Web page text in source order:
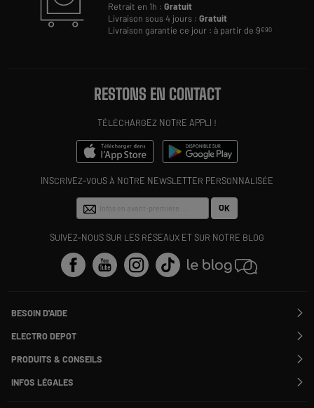
Retrait en 1h :Gratuit
Livraison sous 4 jours :Gratuit
Livraison garantie ce jour : à partir de 9€90
RESTONS EN CONTACT
TÉLÉCHARGEZ NOTRE APPLI !
INSCRIVEZ-VOUS À NOTRE NEWSLETTER PERSONNALISÉE
OK
SUIVEZ-NOUS SUR LES RÉSEAUX ET SUR NOTRE BLOG
BESOIN D'AIDE
Suivre ma commande
Modifier ou annuler ma commande
SAV
Payer en plusieurs fois
ELECTRO DEPOT
Rejoignez-nous !
PRODUITS & CONSEILS
Nos marques
Les avis du site
INFOS LÉGALES